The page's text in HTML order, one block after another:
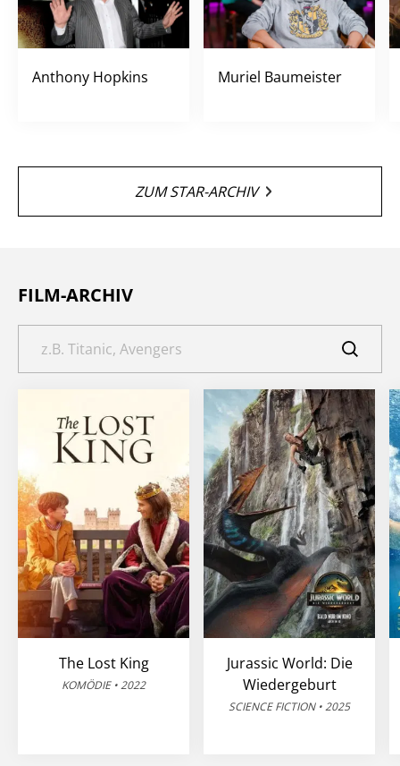
Anthony Hopkins Muriel Baumeister
ZUM STAR-ARCHIV
FILM-ARCHIV
The Lost King
KOMÖDIE • 2022
Jurassic World: Die
Wiedergeburt
SCIENCE FICTION • 2025